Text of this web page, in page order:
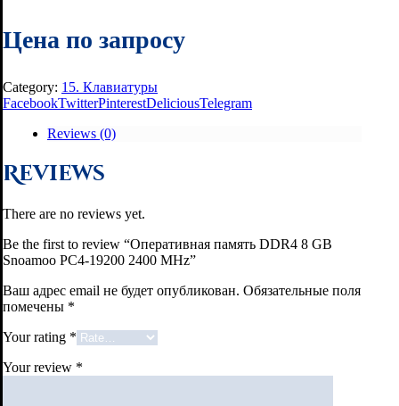
Цена по запросу
Category: 15. Клавиатуры
FacebookTwitterPinterestDeliciousTelegram
Reviews (0)
Reviews
There are no reviews yet.
Be the first to review “Оперативная память DDR4 8 GB
Snoamoo PC4-19200 2400 MHz”
Ваш адрес email не будет опубликован. Обязательные поля
помечены *
Your rating *
Your review *